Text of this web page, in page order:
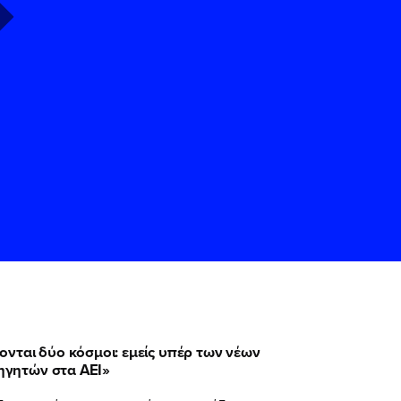
δύο κόσμοι: εμείς υπέρ των νέων
στα ΑΕΙ»